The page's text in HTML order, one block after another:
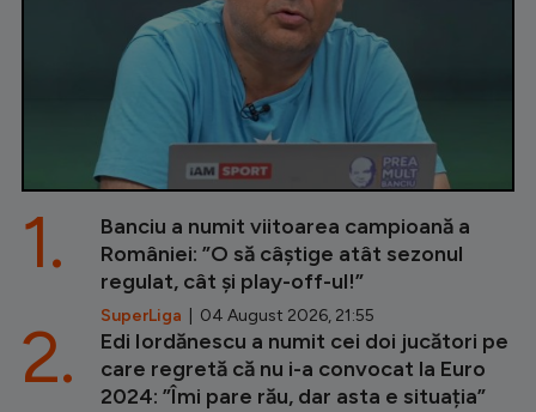
Banciu a numit viitoarea campioană a
României: ”O să câștige atât sezonul
regulat, cât și play-off-ul!”
SuperLiga | 04 August 2026, 21:55
1.
Edi Iordănescu a numit cei doi jucători pe
care regretă că nu i-a convocat la Euro
2024: ”Îmi pare rău, dar asta e situația”
2.